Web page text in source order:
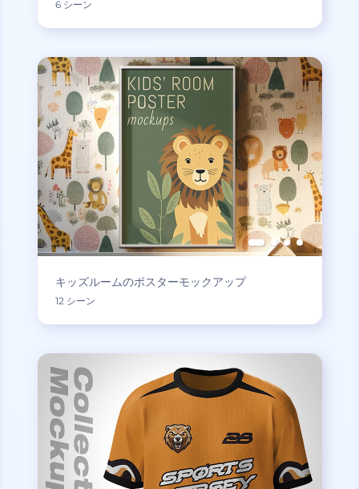
6 シーン
キッズルームのポスターモックアップ
12 シーン